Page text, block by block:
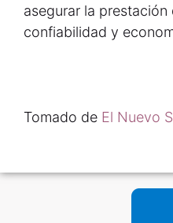
asegurar la
confiabilidad y
Tomado de El Nuevo